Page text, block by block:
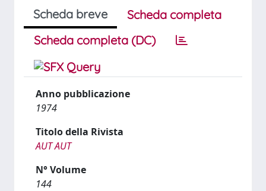
Scheda breve
Scheda completa
Scheda completa (DC)
Anno pubblicazione
1974
Titolo della Rivista
AUT AUT
N° Volume
144